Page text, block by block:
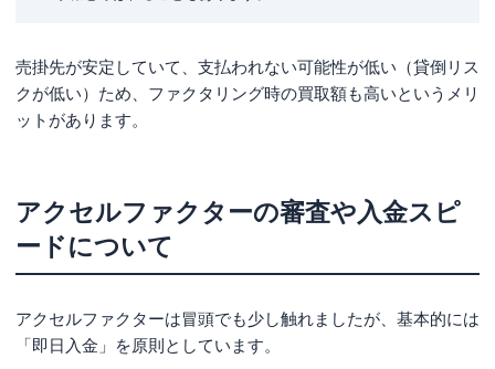
売掛先が安定していて、支払われない可能性が低い（貸倒リス
クが低い）ため、ファクタリング時の買取額も高いというメリ
ットがあります。
アクセルファクターの審査や入金スピ
ードについて
アクセルファクターは冒頭でも少し触れましたが、基本的には
「即日入金」を原則としています。